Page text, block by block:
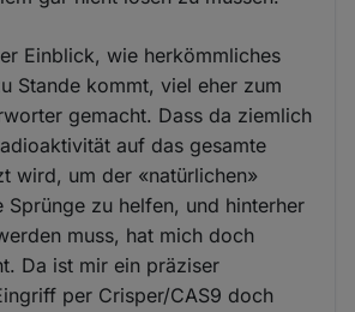
Einblick, wie herkömmliches
Stande kommt, viel eher zum
gemacht. Dass da ziemlich
auf das gesamte
wird, um der «natürlichen»
Sprünge zu helfen, und hinterher
muss, hat mich doch
Da ist mir ein präziser
per Crisper/CAS9 doch